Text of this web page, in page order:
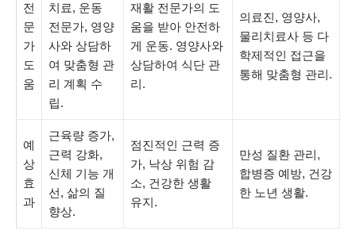
전
문
가
도
움
치료, 운동
전문가, 영양
사와 상담하
여 맞춤형 관
리 계획 수
립.
재활 전문가의 도
움을 받아 안전하
게 운동. 영양사와
상담하여 식단 관
리.
의료진, 영양사,
물리치료사 등 다
학제적인 접근을
통해 맞춤형 관리.
예
상
효
과
근육량 증가,
근력 강화,
신체 기능 개
선, 삶의 질
향상.
점진적인 근력 증
가, 낙상 위험 감
소, 건강한 생활
유지.
만성 질환 관리,
합병증 예방, 건강
한 노년 생활.